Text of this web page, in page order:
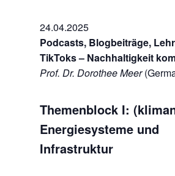
24.04.2025
Podcasts, Blogbeiträge,
TikToks – Nachhaltigkeit
Prof. Dr. Dorothee Meer
Themenblock I:
Energiesysteme und
Infrastruktur